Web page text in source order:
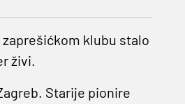
klubu stalo
živi.
Starije pionire